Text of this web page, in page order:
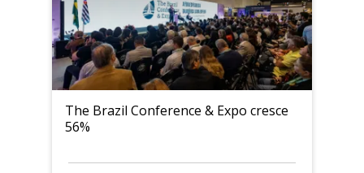
The Brazil Conference & Expo cresce
56%